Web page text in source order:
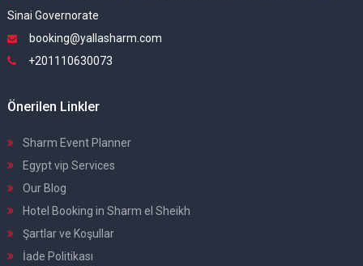
Sinai Governorate
booking@yallasharm.com
+201110630073
Önerilen Linkler
Sharm Event Planner
Egypt vip Services
Our Blog
Hotel Booking in Sharm el Sheikh
Şartlar ve Koşullar
İade Politikası